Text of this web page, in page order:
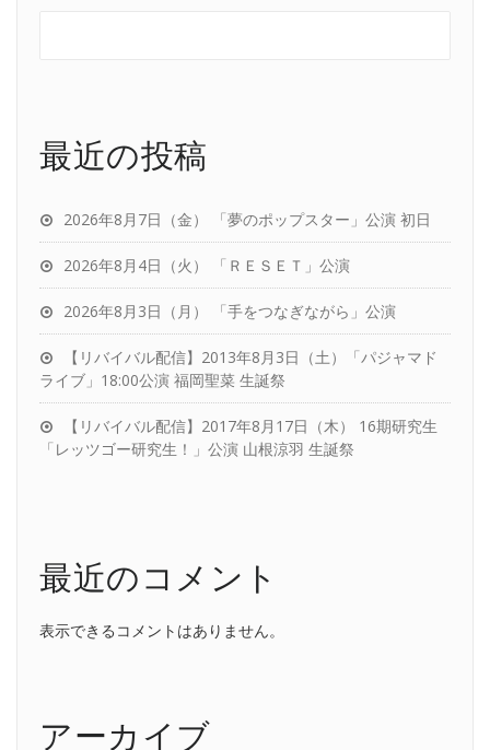
最近の投稿
2026年8月7日（金） 「夢のポップスター」公演 初日
2026年8月4日（火） 「ＲＥＳＥＴ」公演
2026年8月3日（月） 「手をつなぎながら」公演
【リバイバル配信】2013年8月3日（土）「パジャマド
ライブ」18:00公演 福岡聖菜 生誕祭
【リバイバル配信】2017年8月17日（木） 16期研究生
「レッツゴー研究生！」公演 山根涼羽 生誕祭
最近のコメント
表示できるコメントはありません。
アーカイブ